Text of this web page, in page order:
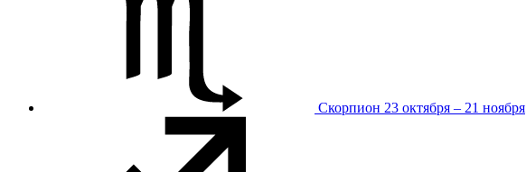
Скорпион 23 октября – 21 ноября